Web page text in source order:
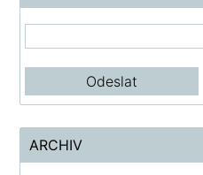
ARCHIV